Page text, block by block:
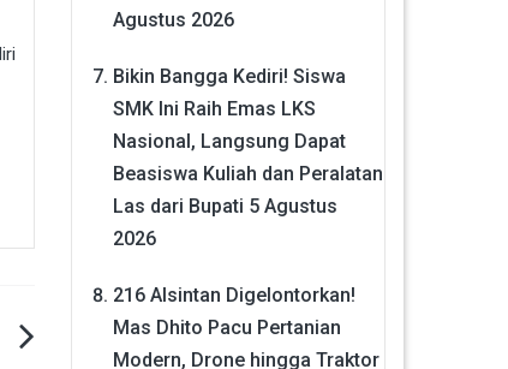
Agustus 2026
Bikin Bangga Kediri! Siswa
SMK Ini Raih Emas LKS
Nasional, Langsung Dapat
Beasiswa Kuliah dan Peralatan
Las dari Bupati 5 Agustus
2026
216 Alsintan Digelontorkan!
Mas Dhito Pacu Pertanian
Modern, Drone hingga Traktor